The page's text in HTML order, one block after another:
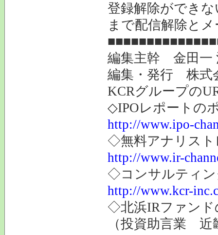
登録解除ができ
まで配信解除と
編集主幹 金田一
編集・発行 株式
KCRグループの
◇IPOレポートの
http://www.ipo-
◇無料アナリスト
http://www.ir-
◇コンサルティン
http://www.kcr-
◇北浜IRファンド
（投資助言業 近